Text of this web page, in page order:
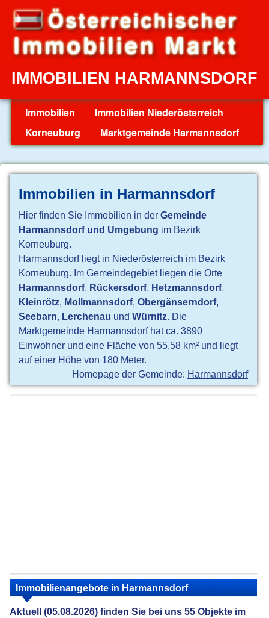
IMMOBILIEN HARMANNSDORF
Immobilien
Immobilien Niederösterreich
Korneuburg
Marktgemeinde Harmannsdorf
Immobilien in Harmannsdorf
Hier finden Sie Immobilien in derGemeinde
Harmannsdorf und Umgebung im Bezirk
Korneuburg.
Harmannsdorf liegt in Niederösterreich im Bezirk
Korneuburg. Im Gemeindegebiet liegen die Orte
Harmannsdorf, Rückersdorf, Hetzmannsdorf,
Kleinrötz, Mollmannsdorf,Obergänserndorf,
Seebarn, Lerchenau undWürnitz. Die
Marktgemeinde Harmannsdorf hat ca. 3890
Einwohner und eine Fläche von 55.58 km² und liegt
auf einer Höhe von 180 Meter.
Homepage der Gemeinde: Harmannsdorf
Immobilienangebote in Harmannsdorf
Aktuell (05.08.2026) finden Sie bei uns 55 Objekte im